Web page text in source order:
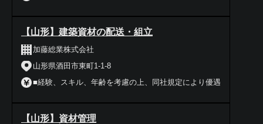
【山形】建築資材の配送・組立
加藤総業株式会社
山形県酒田市東町1-1-8
■経験、スキル、年齢を考慮の上、同社規定により優遇
【山形】資材管理